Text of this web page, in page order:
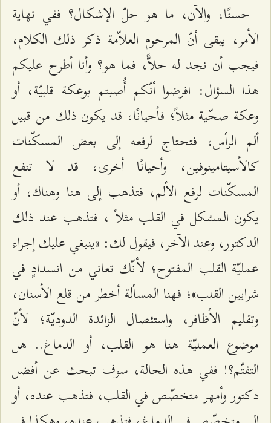
حسنًا، والآن، ما هو حلّ الإشكال؟ ففي نهاية
الأمر، يبقى أنّ المرحوم العلاّمة ذكر ذلك الكلام،
فيجب أن نجد له حلاًّ، فما هو؟ وأنا أطرح عليكم
هذا السؤال: افرضوا أنّكم أُصبتم بوعكة قلبيّة، أو
وعكة صحّية مثلاً؛ فأحيانًا، قد يكون ذلك من قبيل
ألم الرأس، فتحتاج لرفعه إلى بعض المسكّنات
كالأسيتامينوفين، وأحيانًا أخرى، قد لا تنفع
المسكّنات لرفع الألم، فتذهب إلى هنا وهناك، أو
يكون المشكل في القلب مثلاً ، فتذهب عند ذلك
الدكتور، وعند الآخر، فيقول لك: «ينبغي عليك إجراء
عمليّة القلب المفتوح؛ لأنّك تعاني من انسدادٍ في
شرايين القلب»؛ فهنا المسألة أخطر من قلع الأسنان،
وتقليم الأظافر، واستئصال الزائدة الدوديّة؛ لأنّ
موضوع العمليّة هنا هو القلب، أو الدماغ.. هل
التفتّم؟! ففي هذه الحالة، سوف تبحث عن أفضل
دكتور وأمهر متخصّص في القلب، فتذهب عنده، أو